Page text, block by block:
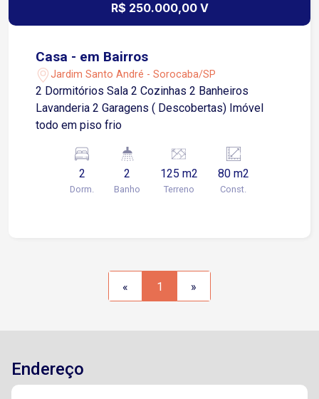
R$ 250.000,00 V
Casa - em Bairros
Jardim Santo André - Sorocaba/SP
2 Dormitórios Sala 2 Cozinhas 2 Banheiros
Lavanderia 2 Garagens ( Descobertas) Imóvel
todo em piso frio
2
Dorm.
2
Banho
125 m2
Terreno
80 m2
Const.
« 1 »
Endereço